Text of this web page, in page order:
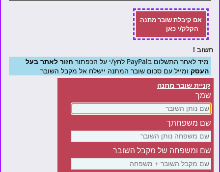
אם קיבלת שובר מתנה
הקלק/י כאן
חשוב !
מיד לאחר התשלום בPayPal לחץ/י על הכפתור
חזור לאתר בעל
העסק ומייל עם סכום שובר המתנה יישלח אל מקבל השובר
קניית שובר מתנה
שמך
שם משפחתך
שם ומשפחה של מקבל השובר